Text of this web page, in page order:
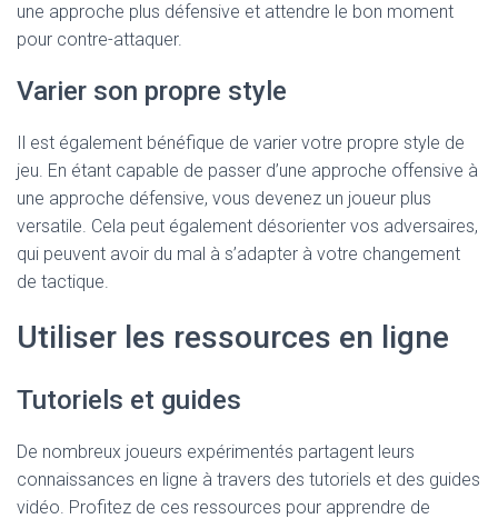
une approche plus défensive et attendre le bon moment
pour contre-attaquer.
Varier son propre style
Il est également bénéfique de varier votre propre style de
jeu. En étant capable de passer d’une approche offensive à
une approche défensive, vous devenez un joueur plus
versatile. Cela peut également désorienter vos adversaires,
qui peuvent avoir du mal à s’adapter à votre changement
de tactique.
Utiliser les ressources en ligne
Tutoriels et guides
De nombreux joueurs expérimentés partagent leurs
connaissances en ligne à travers des tutoriels et des guides
vidéo. Profitez de ces ressources pour apprendre de